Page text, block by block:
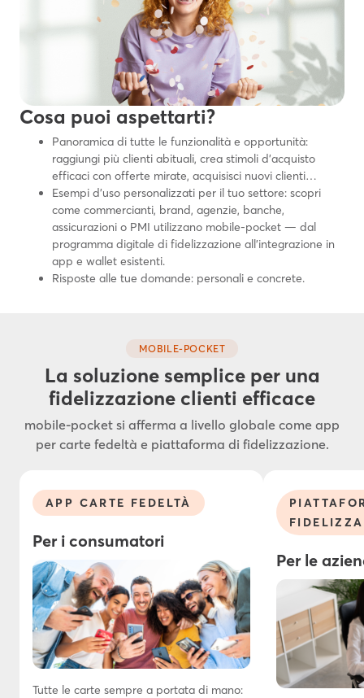
Cosa puoi aspettarti?
Panoramica di tutte le funzionalità e opportunità:
raggiungi più clienti abituali, crea stimoli d’acquisto
efficaci con offerte mirate, acquisisci nuovi clienti…
Esempi d’uso personalizzati per il tuo settore: scopri
come commercianti, brand, agenzie, banche,
assicurazioni o PMI utilizzano mobile-pocket — dal
programma digitale di fidelizzazione all’integrazione in
app e wallet esistenti.
Risposte alle tue domande: personali e concrete.
MOBILE-POCKET
La soluzione semplice per una
fidelizzazione clienti efficace
mobile-pocket si afferma a livello globale come app
per carte fedeltà e piattaforma di fidelizzazione.
APP CARTE FEDELTÀ
Per i consumatori
Tutte le carte sempre a portata di mano:
Per le